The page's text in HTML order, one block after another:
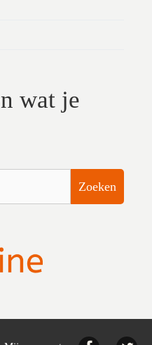
wat je
Zoeken